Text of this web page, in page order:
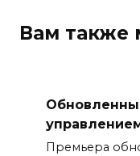
Вам также
Премьера